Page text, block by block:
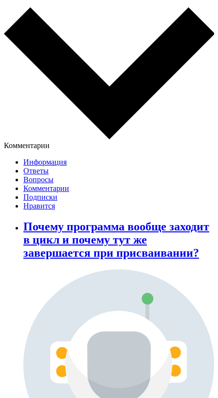
Комментарии
Информация
Ответы
Вопросы
Комментарии
Подписки
Нравится
Почему программа вообще заходит
в цикл и почему тут же
завершается при присваивании?